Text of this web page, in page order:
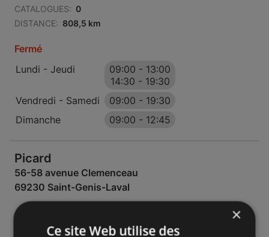
CATALOGUES: 0
DISTANCE: 808,5 km
Fermé
Lundi - Jeudi
09:00 - 13:00
14:30 - 19:30
Vendredi - Samedi
09:00 - 19:30
Dimanche
09:00 - 12:45
Picard
56-58 avenue Clemenceau
69230 Saint-Genis-Laval
OFFRES:
CATALOGUES: 1
×
Ce site Web utilise des